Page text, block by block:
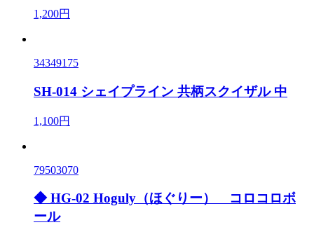
1,200円
34349175
SH-014 シェイプライン 共柄スクイザル 中
1,100円
79503070
◆ HG-02 Hoguly（ほぐりー） コロコロボ
ール